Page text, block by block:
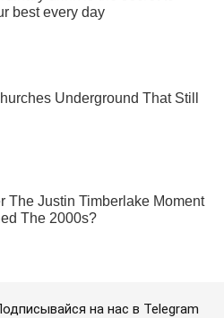
на нас в Telegram